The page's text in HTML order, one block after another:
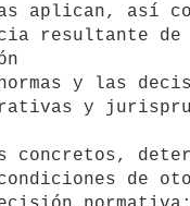
aplican, así
resultante
y las
y
concretos,
de